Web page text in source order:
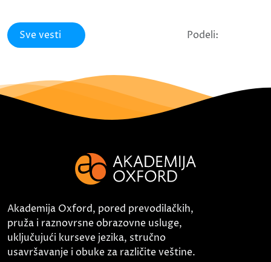
Sve vesti Podeli:
Akademija Oxford, pored prevodilačkih,
pruža i raznovrsne obrazovne usluge,
uključujući kurseve jezika, stručno
usavršavanje i obuke za različite veštine.